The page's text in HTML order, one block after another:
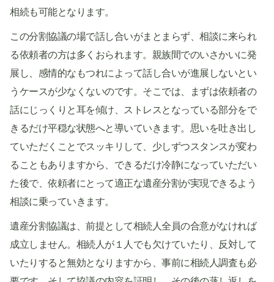
相続も可能となります。
この分割協議の場で話し合いがまとまらず、相談に来られ
る依頼者の方は多くおられます。親族間でのいさかいに発
展し、感情的なもつれによって話し合いが進展しないとい
うケースが少なくないのです。そこでは、まずは依頼者の
話にじっくりと耳を傾け、ストレスとなっている部分をで
きるだけ平穏な状態へと導いていきます。思いを吐き出し
ていただくことでスッキリして、少しずつスタンスが変わ
ることもありますから、できるだけ冷静になっていただい
た後で、依頼者にとって適正な遺産分割が実現できるよう
相談に乗っていきます。
遺産分割協議は、前提として相続人全員の合意がなければ
成立しません。相続人が１人でも欠けていたり、反対して
いたりすると無効となりますから、事前に相続人調査も必